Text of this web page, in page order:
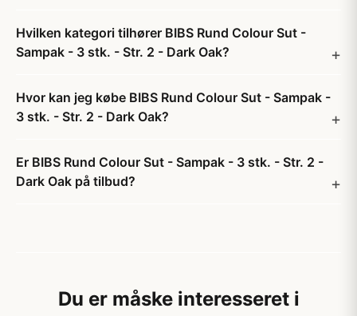
Hvilken kategori tilhører BIBS Rund Colour Sut -
Sampak - 3 stk. - Str. 2 - Dark Oak?
Hvor kan jeg købe BIBS Rund Colour Sut - Sampak -
3 stk. - Str. 2 - Dark Oak?
Er BIBS Rund Colour Sut - Sampak - 3 stk. - Str. 2 -
Dark Oak på tilbud?
Du er måske interesseret i